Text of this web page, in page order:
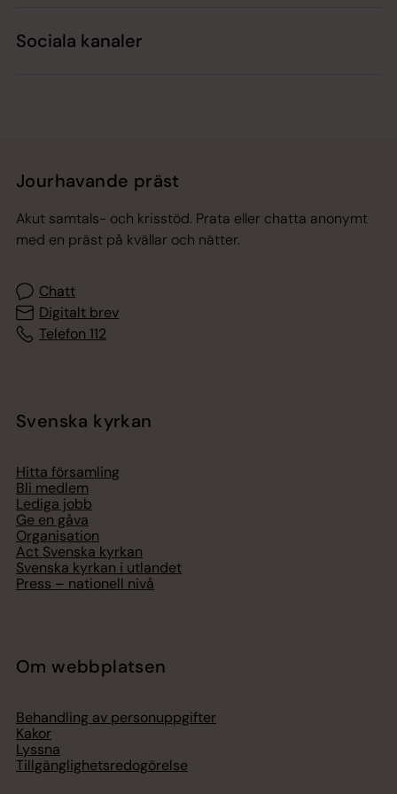
Sociala kanaler
Jourhavande präst
Akut samtals- och krisstöd. Prata eller chatta anonymt
med en präst på kvällar och nätter.
Chatt
Digitalt brev
Telefon 112
Svenska kyrkan
Hitta församling
Bli medlem
Lediga jobb
Ge en gåva
Organisation
Act Svenska kyrkan
Svenska kyrkan i utlandet
Press – nationell nivå
Om webbplatsen
Behandling av personuppgifter
Kakor
Lyssna
Tillgänglighetsredogörelse